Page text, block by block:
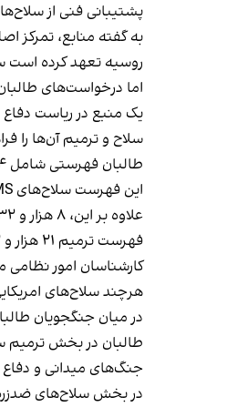
پشتیبانی فنی از
به گفته منابع، تمرکز
روسیه تعهد کرده است
اما درخواست‌های
یک منبع در ریاست دفاع
سلاح و ترمیم آن‌ها را
این فهرست سلاح‌های AK-47، AKM، AKMS و AK-74 که در افغانستان با نام «کلاشینکوف» شناخته می‌شوند، شامل‌اند.
فهرست ترمیم ۲۱ هزار و ۳۲ قبضه تفنگچه ماکاروف، TT-33 و تفنگچه خودکار استچکین نیز درخواست شده است.
کارشناسان امور
هرچند سلاح‌های
در میان جنگجویان
جنگ‌های میدانی و دفاع